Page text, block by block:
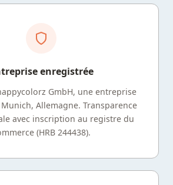
enregistrée
GmbH, une entreprise
Allemagne. Transparence
avec inscription au registre du
(HRB 244438).